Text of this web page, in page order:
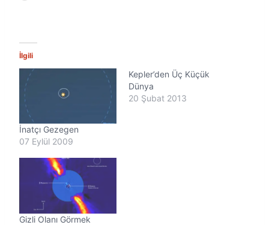
n
y
.
.
İlgili
İnatçı Gezegen
07 Eylül 2009
Kepler’den Üç Küçük
Dünya
20 Şubat 2013
Gizli Olanı Görmek